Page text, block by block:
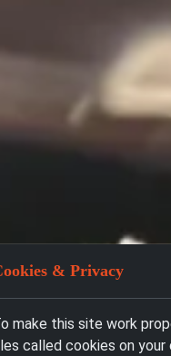
& Privacy
make this site work
called cookies on